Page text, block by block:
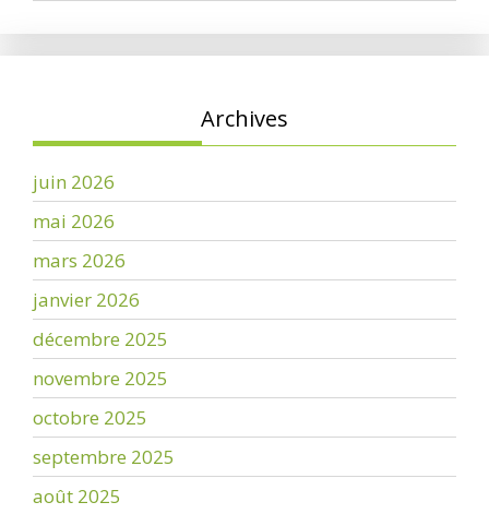
Archives
juin 2026
mai 2026
mars 2026
janvier 2026
décembre 2025
novembre 2025
octobre 2025
septembre 2025
août 2025